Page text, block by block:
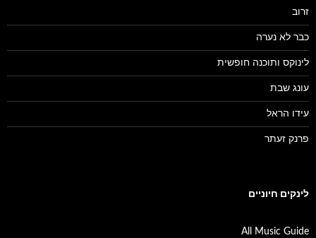
זרוב
כבר לא נערה
לינוקס ותוכנה חופשית
עונג שבת
עידו הראל
פרנק זעתר
לינקים חיוניים
All Music Guide